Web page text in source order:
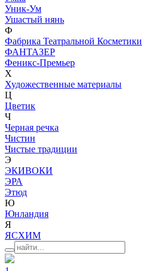
Уник-Ум
Ушастый нянь
Ф
Фабрика Театральной Косметики
ФАНТАЗЕР
Феникс-Премьер
Х
Художественные материалы
Ц
Цветик
Ч
Черная речка
Чистин
Чистые традиции
Э
ЭКИВОКИ
ЭРА
Этюд
Ю
Юнландия
Я
ЯСХИМ